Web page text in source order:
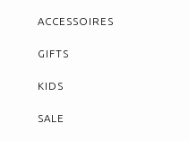
ACCESSOIRES
GIFTS
KIDS
SALE